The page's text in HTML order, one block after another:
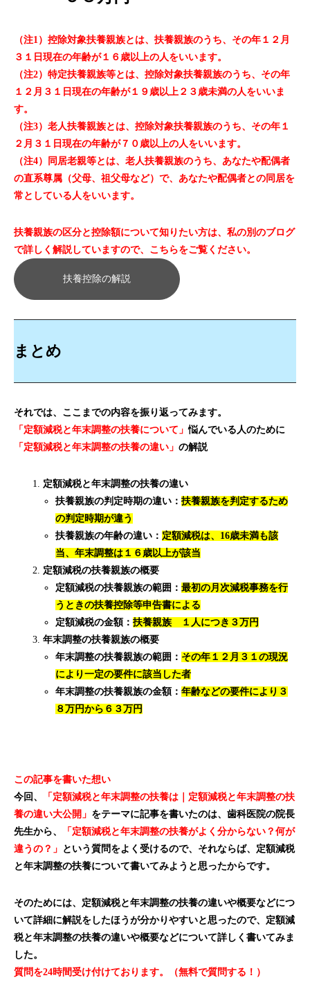
（注1）控除対象扶養親族とは、扶養親族のうち、その年１２月
３１日現在の年齢が１６歳以上の人をいいます。
（注2）特定扶養親族等とは、控除対象扶養親族のうち、その年
１２月３１日現在の年齢が１９歳以上２３歳未満の人をいいま
す。
（注3）老人扶養親族とは、控除対象扶養親族のうち、その年１
２月３１日現在の年齢が７０歳以上の人をいいます。
（注4）同居老親等とは、老人扶養親族のうち、あなたや配偶者
の直系尊属（父母、祖父母など）で、あなたや配偶者との同居を
常としている人をいいます。
扶養親族の区分と控除額について知りたい方は、私の別のブログ
で詳しく解説していますので、こちらをご覧ください。
扶養控除の解説
まとめ
それでは、ここまでの内容を振り返ってみます。
「定額減税と年末調整の扶養について」悩んでいる人のために
「定額減税と年末調整の扶養の違い」 の解説
定額減税と年末調整の扶養の違い
扶養親族の判定時期の違い：扶養親族を判定するため
の判定時期が違う
扶養親族の年齢の違い： 定額減税は、16歳未満も該
当、年末調整は１６歳以上が該当
定額減税の扶養親族の概要
定額減税の扶養親族の範囲：最初の月次減税事務を行
うときの扶養控除等申告書による
定額減税の金額：扶養親族 １人につき３万円
年末調整の扶養親族の概要
年末調整の扶養親族の範囲： その年１２月３１の現況
により一定の要件に該当した者
年末調整の扶養親族の金額：年齢などの要件により３
８万円から６３万円
この記事を書いた想い
今回、
「定額減税と年末調整の扶養は｜定額減税と年末調整の扶
養の違い大公開」 をテーマに記事を書いたのは、歯科医院の院長
先生から、
「定額減税と年末調整の扶養がよく分からない？何が
違うの？」 という質問をよく受けるので、それならば、定額減税
と年末調整の扶養について書いてみようと思ったからです。
そのためには、定額減税と年末調整の扶養の違いや概要などにつ
いて詳細に解説をしたほうが分かりやすいと思ったので、定額減
税と年末調整の扶養の違いや概要などについて詳しく書いてみま
した。
質問を24時間受け付けております。（無料で質問する！）